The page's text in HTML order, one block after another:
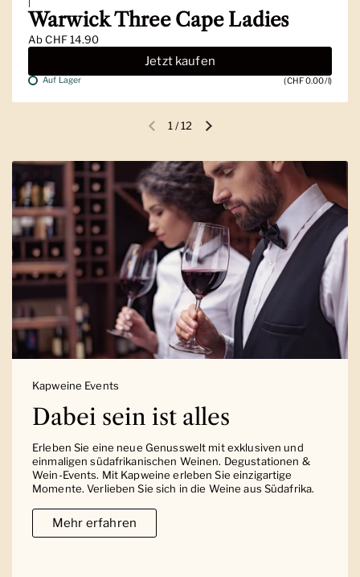
Warwick Three Cape Ladies
AbCHF 14.90
Jetzt kaufen
Auf Lager (CHF 0.00/l)
Vorherige FolieNächste Folie
1/12
Kapweine Events
Dabei sein ist alles
Erleben Sie eine neue Genusswelt mit exklusiven und
einmaligen südafrikanischen Weinen. Degustationen &
Wein-Events. Mit Kapweine erleben Sie einzigartige
Momente. Verlieben Sie sich in die Weine aus Südafrika.
Mehr erfahren